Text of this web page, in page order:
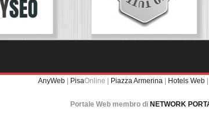
AnyWeb | PisaOnline | Piazza Armerina | Hotels Web |
Portale Web membro di NETWORK